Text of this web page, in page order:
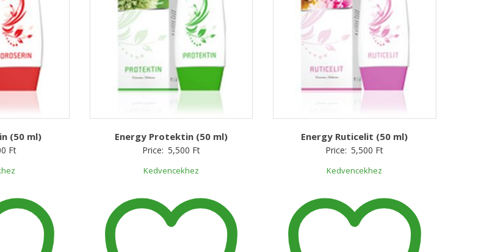
(50 ml)
Ft
Energy Protektin (50 ml)
Price: 5,500 Ft
Kedvencekhez
Energy Ruticelit (50 ml)
Price: 5,500 Ft
Kedvencekhez